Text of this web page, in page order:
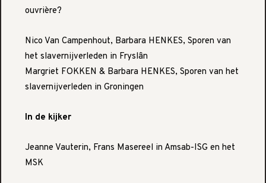
ouvrière?
Nico Van Campenhout, Barbara HENKES, Sporen van
het slavernijverleden in Fryslân
Margriet FOKKEN & Barbara HENKES, Sporen van het
slavernijverleden in Groningen
In de kijker
Jeanne Vauterin, Frans Masereel in Amsab-ISG en het
MSK